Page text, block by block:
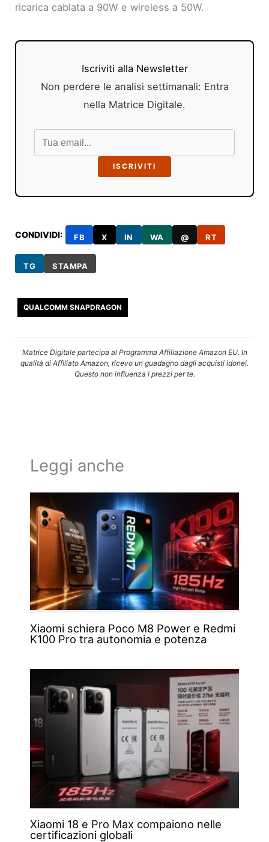
ricarica cablata a 90W e wireless a 50W.
Iscriviti alla Newsletter
Non perdere le analisi settimanali: Entra
nella Matrice Digitale.
ISCRIVITI
CONDIVIDI: FB X IN WA @ RT
TG STAMPA
QUALCOMM SNAPDRAGON
Matrice Digitale partecipa al Programma Affiliazione Amazon EU. In
qualità di Affiliato Amazon, ricevo un guadagno dagli acquisti idonei.
Questo non influenza i prezzi per te.
Leggi anche
Xiaomi schiera Poco M8 Power e Redmi
K100 Pro tra autonomia e potenza
Xiaomi 18 e Pro Max compaiono nelle
certificazioni globali